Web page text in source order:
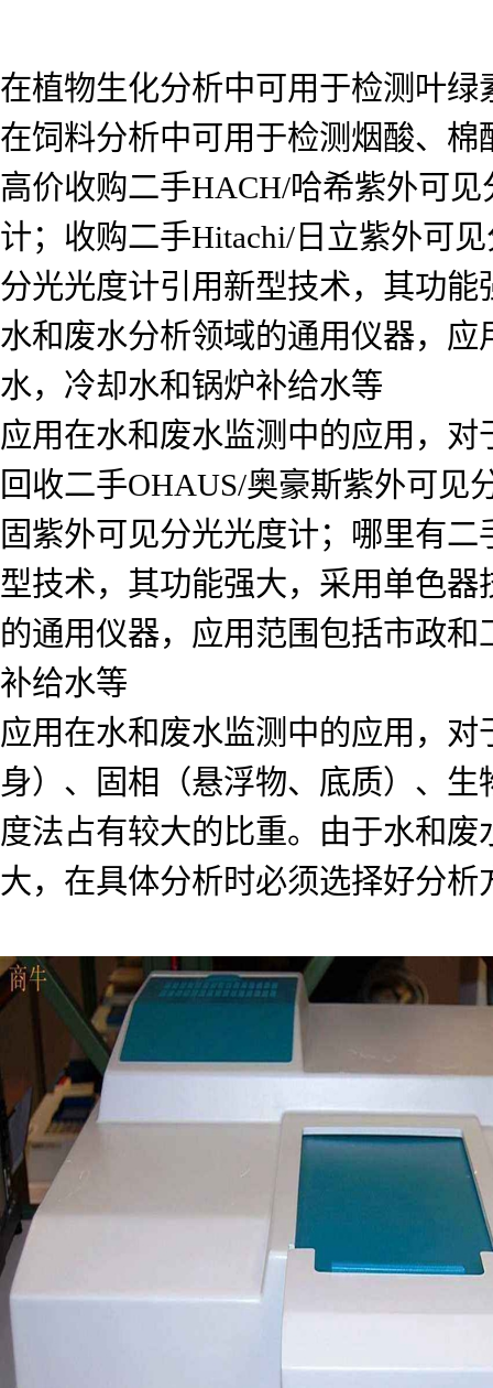
在植物生化分析中可用于检测叶
在饲料分析中可用于检测烟酸、棉
高价收购二手HACH/哈希紫外可
计；收购二手Hitachi/日立紫外可
分光光度计引用新型技术，其功
水和废水分析领域的通用仪器，
水，冷却水和锅炉补给水等
应用在水和废水监测中的应用，对
回收二手OHAUS/奥豪斯紫外可
固紫外可见分光光度计；哪里有
型技术，其功能强大，采用单色
的通用仪器，应用范围包括市政
补给水等
应用在水和废水监测中的应用，
身）、固相（悬浮物、底质）、
度法占有较大的比重。由于水和
大，在具体分析时必须选择好分析